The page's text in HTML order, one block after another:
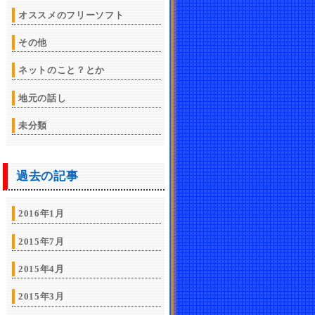
オススメのフリーソフト
その他
ネットのこと？とか
地元の話し
未分類
過去の記事
2016年1月
2015年7月
2015年4月
2015年3月